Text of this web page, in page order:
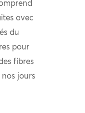
avec
du
pour
fibres
jours